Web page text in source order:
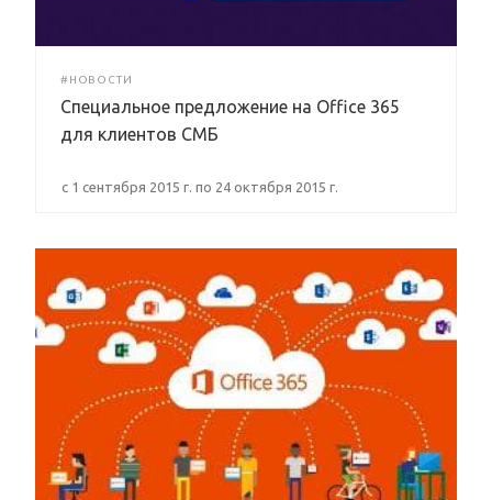
#НОВОСТИ
Специальное предложение на Office 365
для клиентов СМБ
c 1 сентября 2015 г. по 24 октября 2015 г.